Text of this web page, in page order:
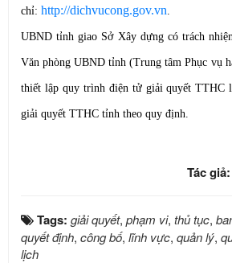
chỉ: http://dichvucong.gov.vn.
UBND tỉnh giao Sở Xây dựng có trách
Văn phòng UBND tỉnh (Trung tâm Phục vụ
thiết lập quy trình điện tử giải quyết TTHC
giải quyết TTHC tỉnh theo quy định.
Tác giả:
Tags: giải quyết, phạm vi, thủ tục,
quyết định, công bố, lĩnh vực, quản lý,
lịch